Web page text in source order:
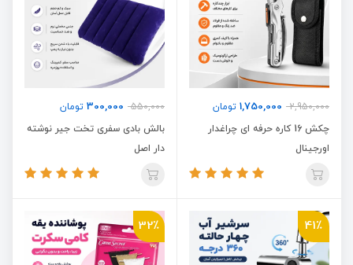
2,950,000
1,750,000 تومان
چکش 16 کاره حرفه ای چراغدار
اورجینال
550,000
300,000 تومان
بالش بادی سفری تخت جیر نوشته
دار اصل
41٪ 32٪